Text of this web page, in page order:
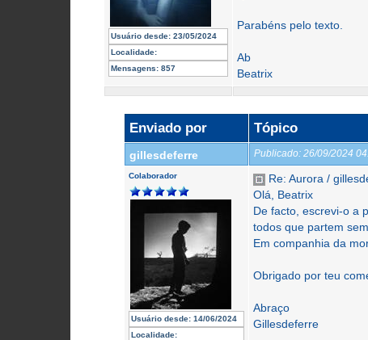
Usuário desde: 23/05/2024
Localidade:
Mensagens: 857
Parabéns pelo texto.
Ab
Beatrix
Enviado por Tópico
gillesdeferre Publicado: 26/09/2024
Colaborador
Usuário desde: 14/06/2024
Localidade:
Re: Aurora /
Olá, Beatrix
De facto, escrevi-o a
todos que partem
Em companhia da
Obrigado por teu
Abraço
Gillesdeferre